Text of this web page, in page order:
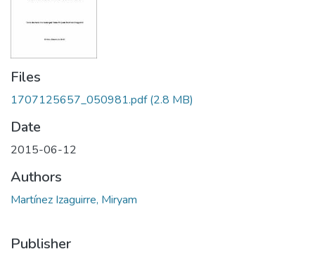
Statistics
Policies
Files
1707125657_050981.pdf(2.8 MB)
Date
2015-06-12
Authors
Martínez Izaguirre, Miryam
Publisher